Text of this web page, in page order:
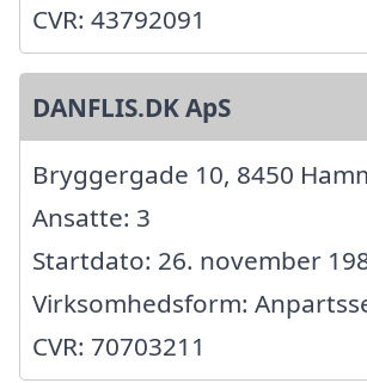
CVR: 43792091
DANFLIS.DK ApS
Bryggergade 10, 8450
Ansatte: 3
Startdato: 26. november
Virksomhedsform:
CVR: 70703211